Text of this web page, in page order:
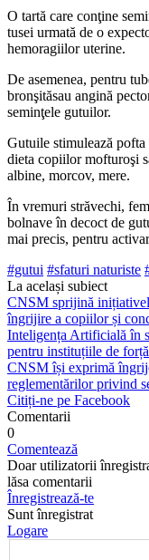
O tartă care conţine
tusei urmată de o
hemoragiilor ute­rine.
De asemenea, pentru
bronşităsau angină
seminţele gutu­ilor.
Gutuile stimulează pofta
di­eta copiilor mofturoşi
albine, morcov, mere.
În vremuri străvechi,
bolna­ve în decoct de
mai precis, pentru
#gutui #sfaturi naturiste
La același subiect
CNSM sprijină
îngrijire a copiilor și
Inteligența Artificială în
pentru instituțiile de forță
CNSM își exprimă
reglementărilor privind
Citiți-ne pe Facebook
Comentarii
0
Comentează
Doar utilizatorii
lăsa comentarii
Înregistrează-te
Sunt înregistrat
Logare